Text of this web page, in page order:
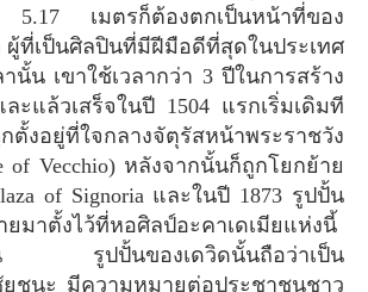
เมตรก็ต้องตกเป็นหน้าที่ของ
ผู้ที่เป็นศิลปินที่มีฝีมือดีที่สุดในประเทศ
นั้น เขาใช้เวลากว่า 3 ปีในการสร้าง
ะแล้วเสร็จในปี 1504 แรกเริ่มเดิมที
อยู่ที่ใจกลางจัตุรัสหน้าพระราชวัง
of Vecchio) หลังจากนั้นก็ถูกโยกย้าย
of Signoria และในปี 1873 รูปปั้น
ยมาตั้งไว้ที่หอศิลป์อะคาเดเมียแห่งนี้
น รูปปั้นของเดวิดนั้นถือว่าเป็น
ชนะ มีความหมายต่อประชาชนชาว